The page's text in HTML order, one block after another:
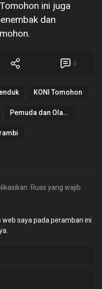
ini juga
dan
0
KONI Tomohon
Pemuda dan Olahraga
Ruas yang wajib
saya pada peramban ini